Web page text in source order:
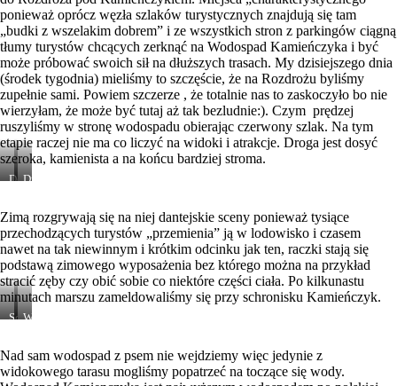
ponieważ oprócz węzła szlaków turystycznych znajdują się tam
„budki z wszelakim dobrem” i ze wszystkich stron z parkingów ciągną
tłumy turystów chcących zerknąć na Wodospad Kamieńczyka i być
może próbować swoich sił na dłuższych trasach. My dzisiejszego dnia
(środek tygodnia) mieliśmy to szczęście, że na Rozdrożu byliśmy
zupełnie sami. Powiem szczerze , że totalnie nas to zaskoczyło bo nie
wierzyłam, że może być tutaj aż tak bezludnie:). Czym prędzej
ruszyliśmy w stronę wodospadu obierając czerwony szlak. Na tym
etapie raczej nie ma co liczyć na widoki i atrakcje. Droga jest dosyć
szeroka, kamienista a na końcu bardziej stroma.
DoDroga
Kamieńczyka
Zimą rozgrywają się na niej dantejskie sceny ponieważ tysiące
przechodzących turystów „przemienia” ją w lodowisko i czasem
nawet na tak niewinnym i krótkim odcinku jak ten, raczki stają się
podstawą zimowego wyposażenia bez którego można na przykład
stracić zęby czy obić sobie co niektóre części ciała. Po kilkunastu
minutach marszu zameldowaliśmy się przy schronisku Kamieńczyk.
Schronisko
Wodospad
Nad sam wodospad z psem nie wejdziemy więc jedynie z
widokowego tarasu mogliśmy popatrzeć na toczące się wody.